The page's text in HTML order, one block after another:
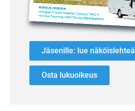
Jäsenille: lue näköislehteä
Osta lukuoikeus